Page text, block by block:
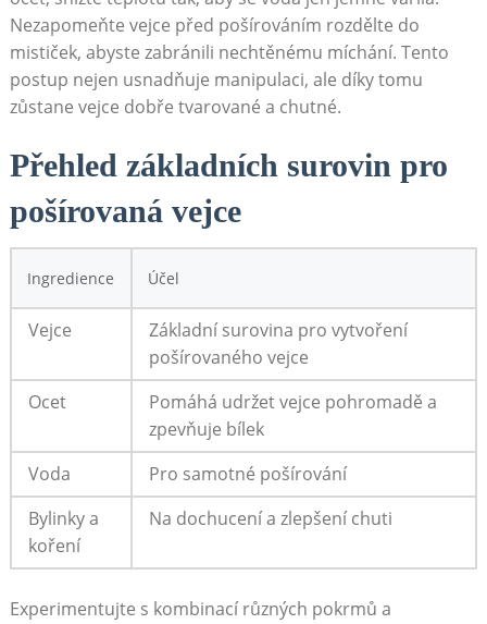
Nezapomeňte vejce před pošírováním rozdělte do
mističek, abyste zabránili nechtěnému míchání. Tento
postup nejen usnadňuje manipulaci, ale díky tomu
zůstane vejce dobře tvarované a chutné.
Přehled základních surovin pro
pošírovaná vejce
Ingredience Účel
Vejce
Základní surovina pro vytvoření
pošírovaného vejce
Ocet
Pomáhá udržet vejce pohromadě a
zpevňuje bílek
Voda
Pro samotné pošírování
Bylinky a
koření
Na dochucení a zlepšení chuti
Experimentujte s kombinací různých pokrmů a